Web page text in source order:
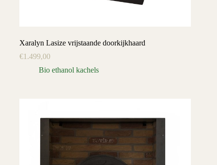
Xaralyn Lasize vrijstaande doorkijkhaard
€1.499,00
Bio ethanol kachels